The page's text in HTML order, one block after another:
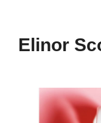
Elinor